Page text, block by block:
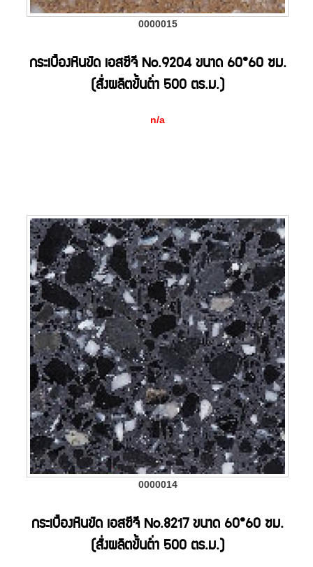
0000015
กระเบื้องหินขัด เอสซีจี No.9204 ขนาด 60*60 ซม.
(สั่งผลิตขั้นต่ำ 500 ตร.ม.)
n/a
0000014
กระเบื้องหินขัด เอสซีจี No.8217 ขนาด 60*60 ซม.
(สั่งผลิตขั้นต่ำ 500 ตร.ม.)